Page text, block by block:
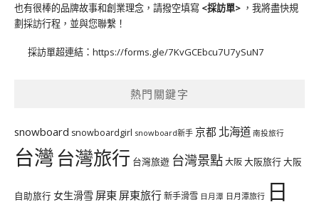
也有很棒的品牌故事和創業理念，請撥空填寫 <採訪單> ，我將盡快規
劃採訪行程，並與您聯繫！
採訪單超連結： https://forms.gle/7KvGCEbcu7U7ySuN7
熱門關鍵字
snowboard snowboardgirl snowboard新手 京都 北海道 南投旅行
台灣台灣旅行 台灣旅遊 台灣景點大阪大阪旅行大阪
自助旅行 女生滑雪 屏東 屏東旅行新手滑雪 日月潭 日月潭旅行 日